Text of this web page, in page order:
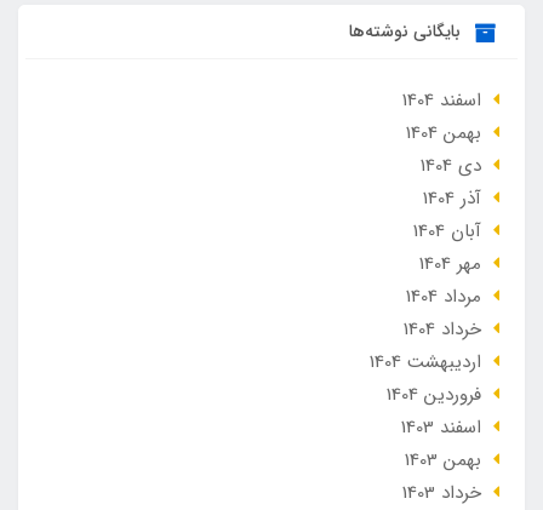
بایگانی نوشته‌ها
اسفند 1404
بهمن 1404
دی 1404
آذر 1404
آبان 1404
مهر 1404
مرداد 1404
خرداد 1404
ارديبهشت 1404
فروردین 1404
اسفند 1403
بهمن 1403
خرداد 1403